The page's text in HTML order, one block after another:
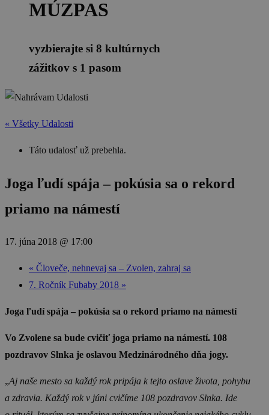
MÚZPAS
vyzbierajte si 8 kultúrnych
zážitkov s 1 pasom
« Všetky Udalosti
Táto udalosť už prebehla.
Joga ľudí spája – pokúsia sa o rekord
priamo na námestí
17. júna 2018 @ 17:00
« Človeče, nehnevaj sa – Zvolen, zahraj sa
7. Ročník Fubaby 2018 »
Joga ľudí spája – pokúsia sa o rekord priamo na námestí
Vo Zvolene sa bude cvičiť joga priamo na námestí. 108
pozdravov Slnka je oslavou Medzinárodného dňa jogy.
„Aj naše mesto sa každý rok pripája k tejto oslave života, pohybu
a zdravia. Každý rok v júni cvičíme 108 pozdravov Slnka. Ide